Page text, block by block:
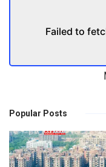
Failed to
Popular Posts